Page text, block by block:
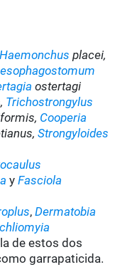
Haemonchusplacei,
ostertagi
, Trichostrongylus
Cooperia
Strongyloides
yFasciola
,Dermatobia
de estos dos
garrapaticida.